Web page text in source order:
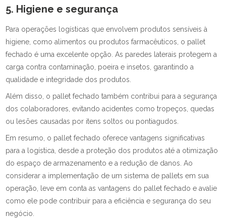
5. Higiene e segurança
Para operações logísticas que envolvem produtos sensíveis à
higiene, como alimentos ou produtos farmacêuticos, o pallet
fechado é uma excelente opção. As paredes laterais protegem a
carga contra contaminação, poeira e insetos, garantindo a
qualidade e integridade dos produtos.
Além disso, o pallet fechado também contribui para a segurança
dos colaboradores, evitando acidentes como tropeços, quedas
ou lesões causadas por itens soltos ou pontiagudos.
Em resumo, o pallet fechado oferece vantagens significativas
para a logística, desde a proteção dos produtos até a otimização
do espaço de armazenamento e a redução de danos. Ao
considerar a implementação de um sistema de pallets em sua
operação, leve em conta as vantagens do pallet fechado e avalie
como ele pode contribuir para a eficiência e segurança do seu
negócio.